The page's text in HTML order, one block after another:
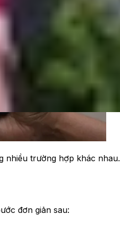
nhiều trường hợp khác nhau.
đơn giản sau: